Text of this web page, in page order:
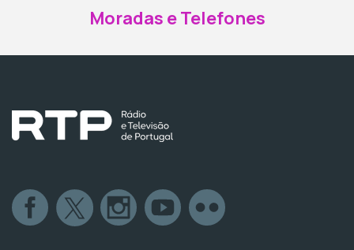
Moradas e Telefones